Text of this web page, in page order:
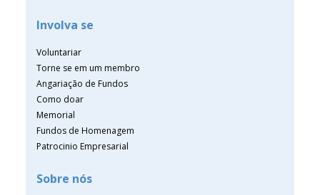
Involva se
Voluntariar
Torne se em um membro
Angariação de Fundos
Como doar
Memorial
Fundos de Homenagem
Patrocinio Empresarial
Sobre nós